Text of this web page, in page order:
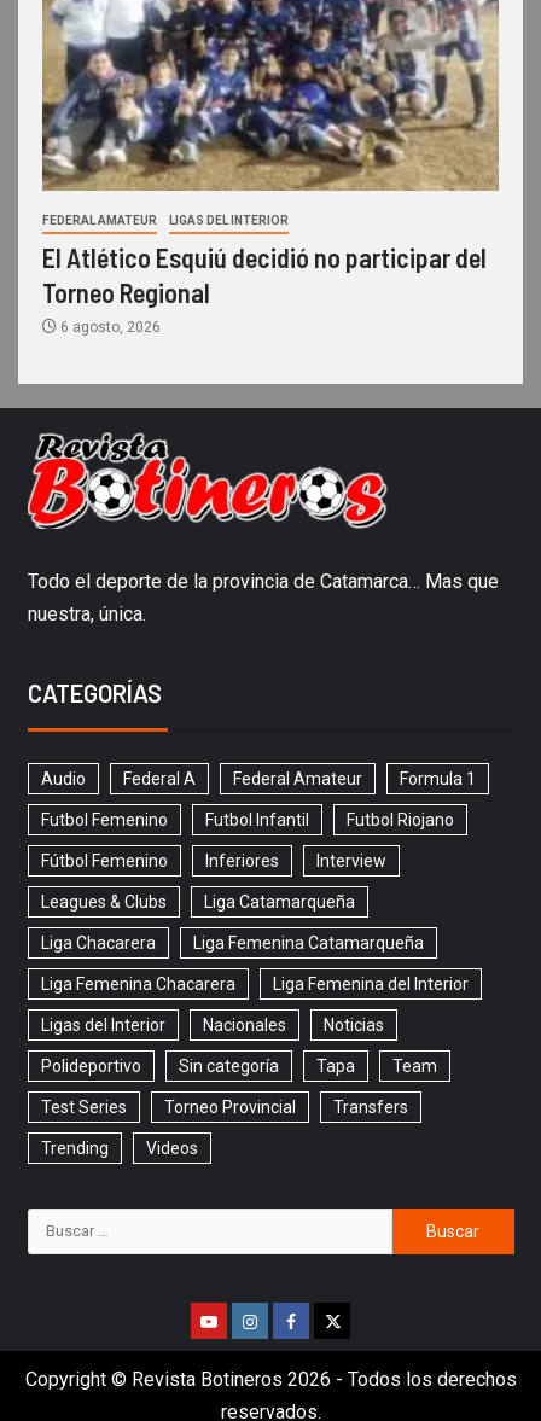
FEDERAL AMATEUR LIGAS DEL INTERIOR
El Atlético Esquiú decidió no participar del
Torneo Regional
6 agosto, 2026
Todo el deporte de la provincia de Catamarca… Mas que
nuestra, única.
CATEGORÍAS
Audio Federal A Federal Amateur Formula 1
Futbol Femenino Futbol Infantil Futbol Riojano
Fútbol Femenino Inferiores Interview
Leagues & Clubs Liga Catamarqueña
Liga Chacarera Liga Femenina Catamarqueña
Liga Femenina Chacarera Liga Femenina del Interior
Ligas del Interior Nacionales Noticias
Polideportivo Sin categoría Tapa Team
Test Series Torneo Provincial Transfers
Trending Videos
Copyright © Revista Botineros 2026 - Todos los derechos
reservados.